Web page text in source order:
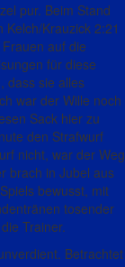
pur. Beim Stand
Krauzick 2:21
auf die
für diese
dass sie alles
war der Wille noch
Sack hier zu
den Strafwurf
nicht, war der Weg
brach in Jubel aus
bewusst, mit
tosender
Trainer.
Betrachtet